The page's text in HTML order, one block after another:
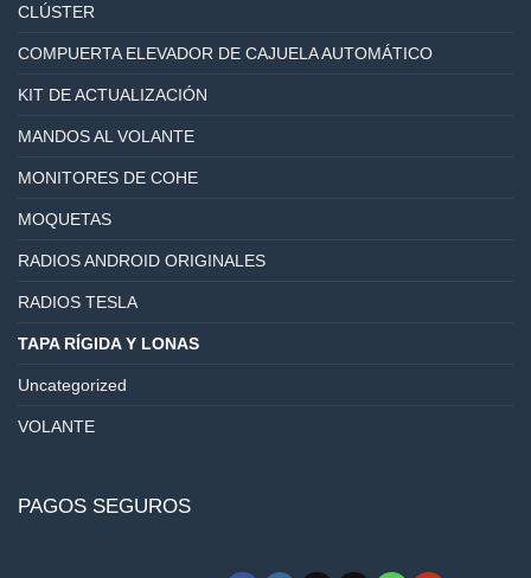
CLÚSTER
COMPUERTA ELEVADOR DE CAJUELA AUTOMÁTICO
KIT DE ACTUALIZACIÓN
MANDOS AL VOLANTE
MONITORES DE COHE
MOQUETAS
RADIOS ANDROID ORIGINALES
RADIOS TESLA
TAPA RÍGIDA Y LONAS
Uncategorized
VOLANTE
PAGOS SEGUROS